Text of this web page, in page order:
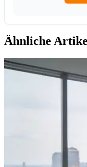
Ähnliche